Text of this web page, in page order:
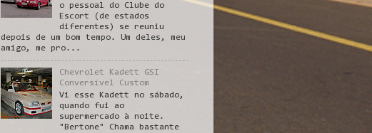
o pessoal do Clube do
Escort (de estados
diferentes) se reuniu
depois de um bom tempo. Um deles, meu
amigo, me pro...
Chevrolet Kadett GSI
Conversível Custom
Vi esse Kadett no sábado,
quando fui ao
supermercado à noite.
"Bertone" Chama bastante